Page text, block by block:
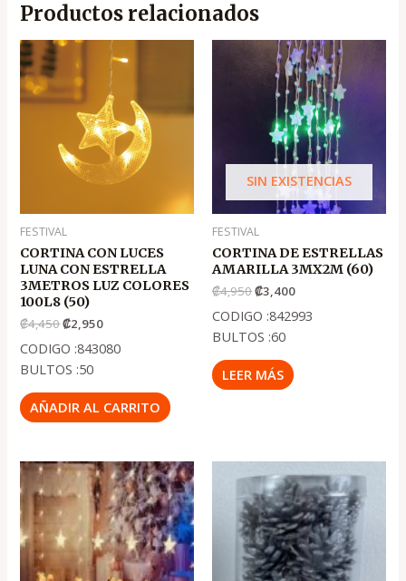
Productos relacionados
FESTIVAL
CORTINA CON LUCES
LUNA CON ESTRELLA
3METROS LUZ COLORES
100L8 (50)
₡4,450
El
precio
original
.
₡4,450
₡2,950
El
precio
actual
es:
.
₡2,950
CODIGO :843080
BULTOS :50
AÑADIR AL CARRITO
SIN EXISTENCIAS
FESTIVAL
CORTINA DE ESTRELLAS
AMARILLA 3MX2M (60)
₡4,950
El
precio
original
era:
₡4,950
₡3,400
El
precio
actual
es:
.
₡3,400
CODIGO :842993
BULTOS :60
LEER MÁS
El
precio
original
era:
.
₡4,950
El
precio
actual
es:
₡3,390
precio
original
era:
.
₡1,850
precio
actual
es:
.
₡1,250